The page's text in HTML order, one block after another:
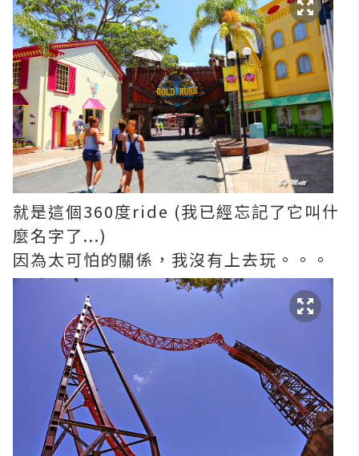
就是這個360度ride (我已經忘記了它叫什
麼名字了...)
因為太可怕的關係，我沒有上去玩。。。